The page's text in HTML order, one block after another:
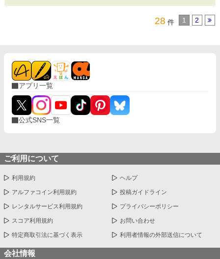
28 件 1 2
アプリ一覧
公式SNS一覧
ご利用について
利用規約 ヘルプ
アルファコイン利用規約 投稿ガイドライン
レンタルサービス利用規約 プライバシーポリシー
スコア利用規約 お問い合わせ
特定商取引法に基づく表示 利用者情報の外部送信について
会社情報